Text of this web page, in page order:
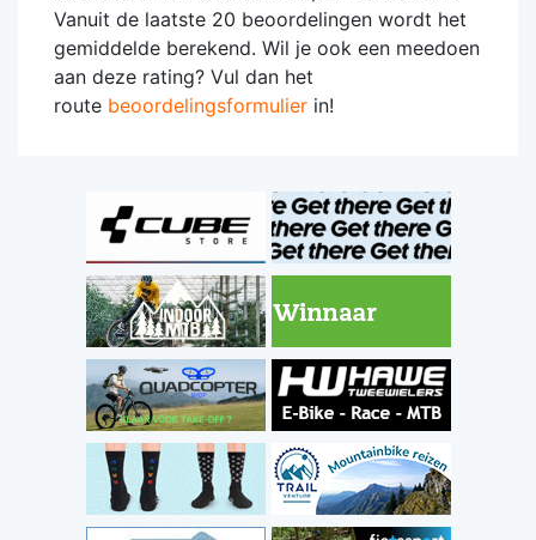
Vanuit de laatste 20 beoordelingen wordt het
gemiddelde berekend. Wil je ook een meedoen
aan deze rating? Vul dan het
route beoordelingsformulier in!